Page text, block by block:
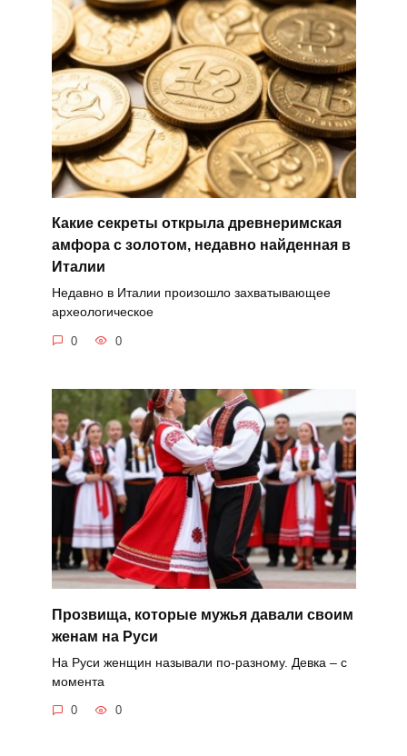
Какие секреты открыла древнеримская
амфора с золотом, недавно найденная в
Италии
Недавно в Италии произошло захватывающее
археологическое
0 0
Прозвища, которые мужья давали своим
женам на Руси
На Руси женщин называли по-разному. Девка – с
момента
0 0